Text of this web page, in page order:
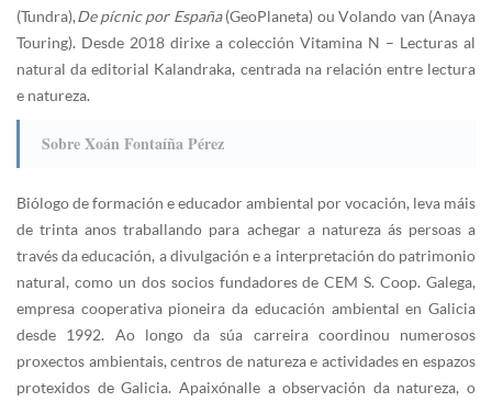
(Tundra),De pícnic por España(GeoPlaneta) ou Volando van (Anaya
Touring). Desde 2018 dirixe a colección Vitamina N – Lecturas al
natural da editorial Kalandraka, centrada na relación entre lectura
e natureza.
Sobre Xoán Fontaíña Pérez
Biólogo de formación e educador ambiental por vocación, leva máis
de trinta anos traballando para achegar a natureza ás persoas a
través da educación, a divulgación e a interpretación do patrimonio
natural, como un dos socios fundadores de CEM S. Coop. Galega,
empresa cooperativa pioneira da educación ambiental en Galicia
desde 1992. Ao longo da súa carreira coordinou numerosos
proxectos ambientais, centros de natureza e actividades en espazos
protexidos de Galicia. Apaixónalle a observación da natureza, o